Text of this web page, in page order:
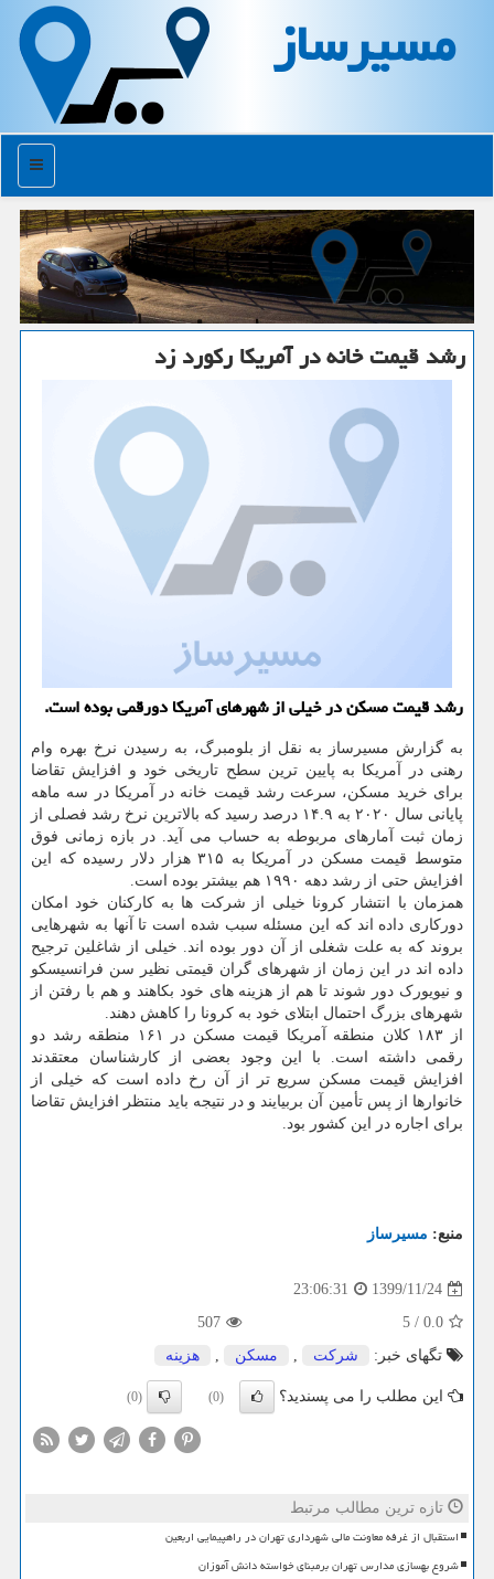
مسیرساز
منو
رشد قیمت خانه در آمریكا ركورد زد
رشد قیمت مسکن در خیلی از شهرهای آمریکا دورقمی بوده است.
به گزارش مسیرساز به نقل از بلومبرگ، به رسیدن نرخ بهره وام
رهنی در آمریکا به پایین ترین سطح تاریخی خود و افزایش تقاضا
برای خرید مسکن، سرعت رشد قیمت خانه در آمریکا در سه ماهه
پایانی سال ۲۰۲۰ به ۱۴.۹ درصد رسید که بالاترین نرخ رشد فصلی از
زمان ثبت آمارهای مربوطه به حساب می آید. در بازه زمانی فوق
متوسط قیمت مسکن در آمریکا به ۳۱۵ هزار دلار رسیده که این
افزایش حتی از رشد دهه ۱۹۹۰ هم بیشتر بوده است.
همزمان با انتشار کرونا خیلی از شرکت ها به کارکنان خود امکان
دورکاری داده اند که این مسئله سبب شده است تا آنها به شهرهایی
بروند که به علت شغلی از آن دور بوده اند. خیلی از شاغلین ترجیح
داده اند در این زمان از شهرهای گران قیمتی نظیر سن فرانسیسکو
و نیویورک دور شوند تا هم از هزینه های خود بکاهند و هم با رفتن از
شهرهای بزرگ احتمال ابتلای خود به کرونا را کاهش دهند.
از ۱۸۳ کلان منطقه آمریکا قیمت مسکن در ۱۶۱ منطقه رشد دو
رقمی داشته است. با این وجود بعضی از کارشناسان معتقدند
افزایش قیمت مسکن سریع تر از آن رخ داده است که خیلی از
خانوارها از پس تأمین آن بربیایند و در نتیجه باید منتظر افزایش تقاضا
برای اجاره در این کشور بود.
منبع: مسیرساز
1399/11/24
23:06:31
0.0
/
5
507
تگهای خبر:
شركت , مسكن , هزینه
این مطلب را می پسندید؟ (0)
(0)
تازه ترین مطالب مرتبط
استقبال از غرفه معاونت مالی شهرداری تهران در راهپیمایی اربعین
شروع بهسازی مدارس تهران برمبنای خواسته دانش آموزان